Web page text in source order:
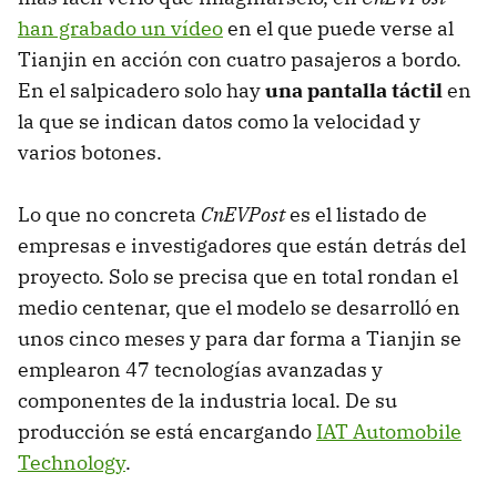
han grabado un vídeoen el que puede verse al
Tianjin en acción con cuatro pasajeros a bordo.
En el salpicadero solo hayuna pantalla táctilen
la que se indican datos como la velocidad y
varios botones.
Lo que no concreta CnEVPostes el listado de
empresas e investigadores que están detrás del
proyecto. Solo se precisa que en total rondan el
medio centenar, que el modelo se desarrolló en
unos cinco meses y para dar forma a Tianjin se
emplearon 47 tecnologías avanzadas y
componentes de la industria local. De su
producción se está encargando IAT Automobile
Technology.